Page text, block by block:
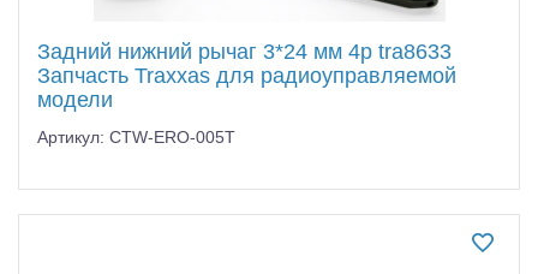
Задний нижний рычаг 3*24 мм 4p tra8633
Запчасть Traxxas для радиоуправляемой
модели
Артикул: CTW-ERO-005T